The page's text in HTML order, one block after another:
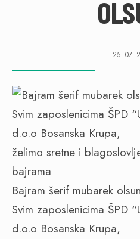
25. 07.
Svim zaposlenicima ŠPD
d.o.o Bosanska Krupa,
želimo sretne i
bajrama
Bajram šerif mubarek
Svim zaposlenicima ŠPD
d.o.o Bosanska Krupa,